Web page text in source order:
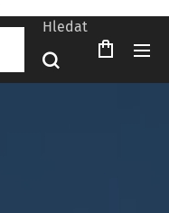
Hledat